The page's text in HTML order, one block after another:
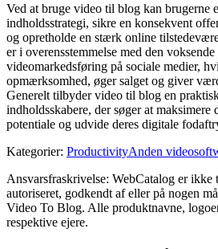
Ved at bruge video til blog kan brugerne
indholdsstrategi, sikre en konsekvent
og opretholde en stærk online
er i overensstemmelse med den
videomarkedsføring på sociale medier,
opmærksomhed, øger salget og giver
Generelt tilbyder video til blog en
indholdsskabere, der søger at maksimere
potentiale og udvide deres digitale
Kategorier: ProductivityAnden
Ansvarsfraskrivelse: WebCatalog er ikke
autoriseret, godkendt af eller på nogen
Video To Blog. Alle produktnavne,
respektive ejere.